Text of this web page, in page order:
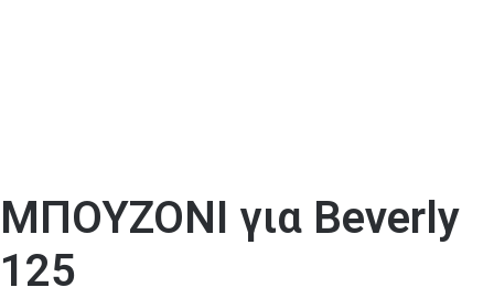
ΜΠΟΥΖΟΝΙ για Beverly
125